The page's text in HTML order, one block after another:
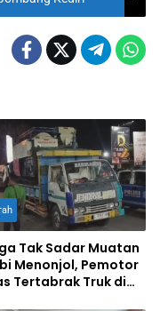
Tak Sadar Muatan
Menonjol, Pemotor
Tertabrak Truk di